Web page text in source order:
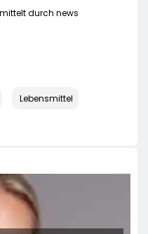
durch news
Lebensmittel